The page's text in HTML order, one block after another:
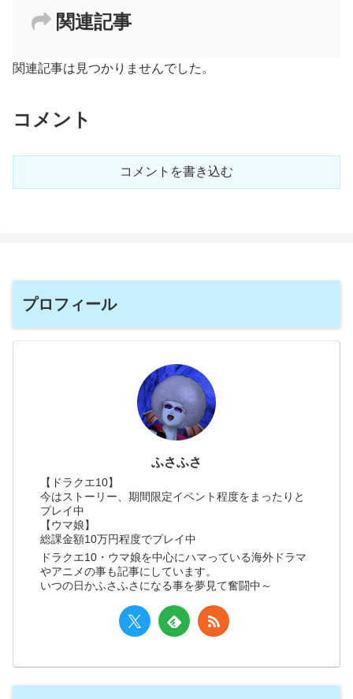
関連記事
関連記事は見つかりませんでした。
コメント
コメントを書き込む
プロフィール
ふさふさ
【ドラクエ10】
今はストーリー、期間限定イベント程度をまったりと
プレイ中
【ウマ娘】
総課金額10万円程度でプレイ中
ドラクエ10・ウマ娘を中心にハマっている海外ドラマ
やアニメの事も記事にしています。
いつの日かふさふさになる事を夢見て奮闘中～